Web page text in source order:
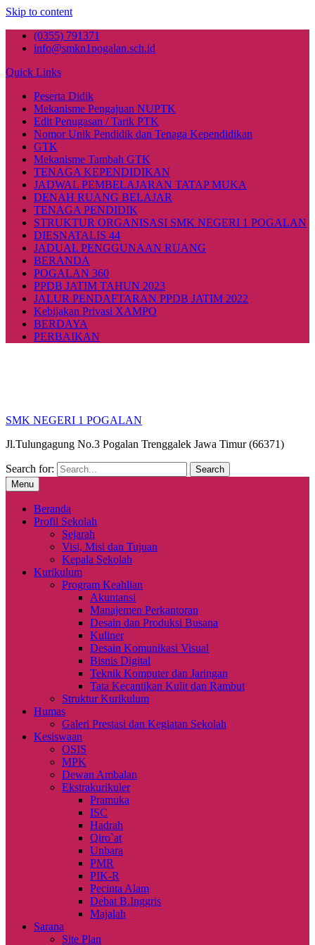
Skip to content
(0355) 791371
info@smkn1pogalan.sch.id
Quick Links
Peserta Didik
Mekanisme Pengajuan NUPTK
Edit Penugasan / Tarik PTK
Nomor Unik Pendidik dan Tenaga Kependidikan
GTK
Mekanisme Tambah GTK
TENAGA KEPENDIDIKAN
JADWAL PEMBELAJARAN TATAP MUKA
DENAH RUANG BELAJAR
TENAGA PENDIDIK
STRUKTUR ORGANISASI SMK NEGERI 1 POGALAN
DIESNATALIS 44
JADUAL PENGGUNAAN RUANG
BERANDA
POGALAN 360
PPDB JATIM TAHUN 2023
JALUR PENDAFTARAN PPDB JATIM 2022
Kebijakan Privasi XAMPO
BERDAYA
PERBAIKAN
SMK NEGERI 1 POGALAN
Jl.Tulungagung No.3 Pogalan Trenggalek Jawa Timur (66371)
Search for:
Menu
Beranda
Profil Sekolah
Sejarah
Visi, Misi dan Tujuan
Kepala Sekolah
Kurikulum
Program Keahlian
Akuntansi
Manajemen Perkantoran
Desain dan Produksi Busana
Kuliner
Desain Komunikasi Visual
Bisnis Digital
Teknik Komputer dan Jaringan
Tata Kecantikan Kulit dan Rambut
Struktur Kurikulum
Humas
Galeri Prestasi dan Kegiatan Sekolah
Kesiswaan
OSIS
MPK
Dewan Ambalan
Ekstrakurikuler
Pramuka
ISC
Hadrah
Qiro`at
Unbara
PMR
PIK-R
Pecinta Alam
Debat B.Inggris
Majalah
Sarana
Site Plan